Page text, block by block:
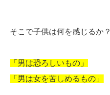
そこで子供は何を感じるか？
「男は恐ろしいもの」
「男は女を苦しめるもの」